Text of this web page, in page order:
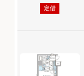
定借